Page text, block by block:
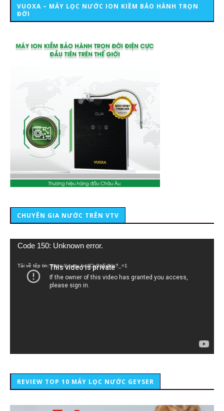
VUOXA – MÁY LỌC NƯỚC ION KIỀM BẢO HÀNH TRỌN
ĐỜI
CHUYÊN GIA NƯỚC TRÊN VTV
Trình
Code 150: Unknown error.
Tải về tệp tin: https://youtu.be/lCiy9qEdklo?_=1
REVIEW TOP 10 MÁY LỌC NƯỚC GEYSER